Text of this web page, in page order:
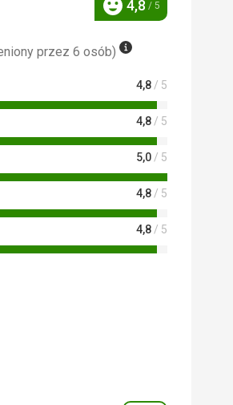
Ocena
4,8 / 5
przez 6 osób)
4,8/ 5
4,8/ 5
5,0/ 5
4,8/ 5
4,8/ 5